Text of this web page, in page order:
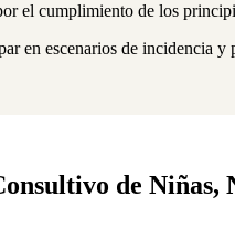
el cumplimiento de los
en escenarios de incidencia
de Niñas,